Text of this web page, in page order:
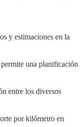
y estimaciones en la
una planificación
entre los diversos
por kilómetro en